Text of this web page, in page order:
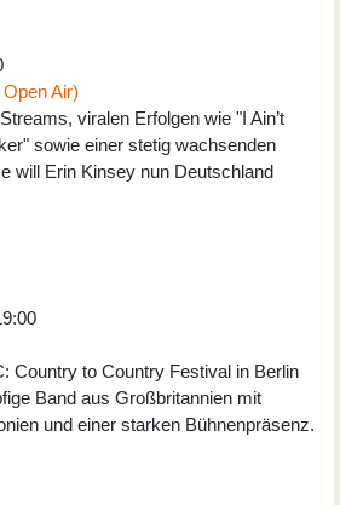
Air)
viralen Erfolgen wie "I Ain’t
sowie einer stetig wachsenden
will Erin Kinsey nun Deutschland
Country to Country Festival in Berlin
Band aus Großbritannien mit
und einer starken Bühnenpräsenz.